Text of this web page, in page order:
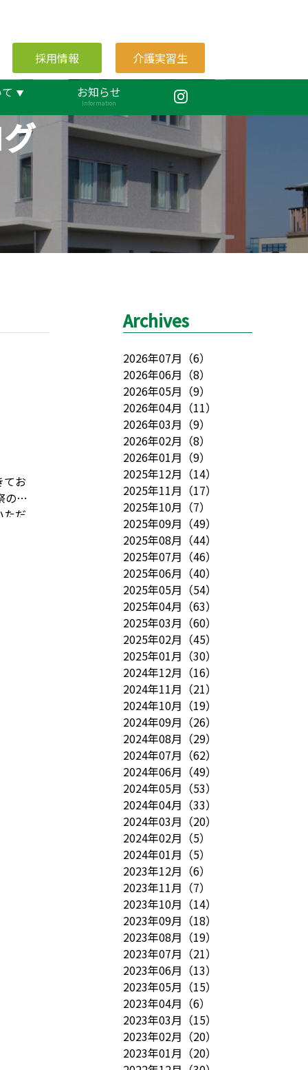
採用情報 介護実習生
お知らせ
Information
てお
のご
ただ
Archives
2026年07月 （6）
2026年06月 （8）
2026年05月 （9）
2026年04月 （11）
2026年03月 （9）
2026年02月 （8）
2026年01月 （9）
2025年12月 （14）
2025年11月 （17）
2025年10月 （7）
2025年09月 （49）
2025年08月 （44）
2025年07月 （46）
2025年06月 （40）
2025年05月 （54）
2025年04月 （63）
2025年03月 （60）
2025年02月 （45）
2025年01月 （30）
2024年12月 （16）
2024年11月 （21）
2024年10月 （19）
2024年09月 （26）
2024年08月 （29）
2024年07月 （62）
2024年06月 （49）
2024年05月 （53）
2024年04月 （33）
2024年03月 （20）
2024年02月 （5）
2024年01月 （5）
2023年12月 （6）
2023年11月 （7）
2023年10月 （14）
2023年09月 （18）
2023年08月 （19）
2023年07月 （21）
2023年06月 （13）
2023年05月 （15）
2023年04月 （6）
2023年03月 （15）
2023年02月 （20）
2023年01月 （20）